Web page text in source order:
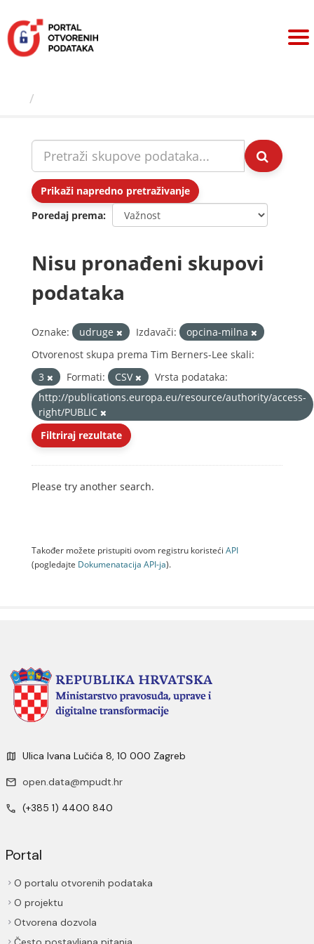
sadržaj
Prikaži napredno pretraživanje
Poredaj prema
Nisu pronađeni skupovi
podataka
Oznake: udruge Izdavači:
opcina-milna
Otvorenost skupa prema Tim Berners-Lee skali:
3
Formati: CSV
Vrsta podataka:
http://publications.europa.eu/resource/authority/access-
right/PUBLIC
Filtriraj rezultate
Please try another search.
Također možete pristupiti ovom registru koristeći API
(pogledajte Dokumenаtаcijа API-jа).